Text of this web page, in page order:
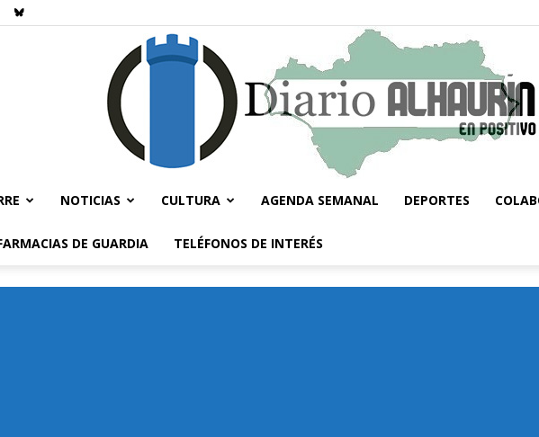
NOTICIAS CULTURA AGENDA SEMANAL DEPORTES
DE GUARDIA TELÉFONOS DE INTERÉS